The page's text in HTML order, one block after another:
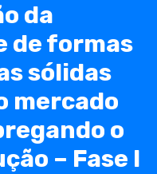
da
de formas
sólidas
mercado
o
– Fase I